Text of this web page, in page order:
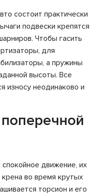
состоит практически
подвески крепятся
Чтобы гасить
для
а пружины
высоты. Все
износу неодинаково и
движение, их
во время крутых
торсион и его